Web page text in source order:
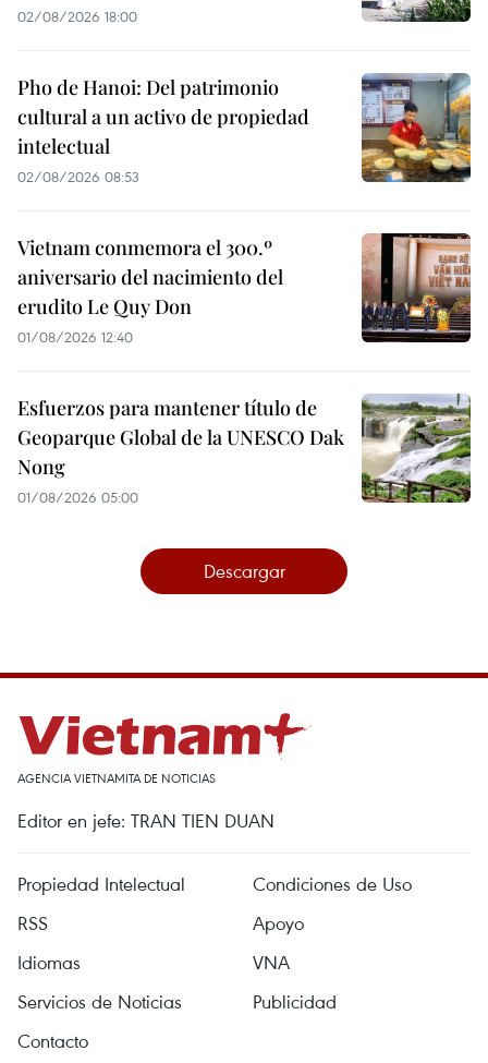
02/08/2026 18:00
Pho de Hanoi: Del patrimonio
cultural a un activo de propiedad
intelectual
02/08/2026 08:53
Vietnam conmemora el 300.º
aniversario del nacimiento del
erudito Le Quy Don
01/08/2026 12:40
Esfuerzos para mantener título de
Geoparque Global de la UNESCO Dak
Nong
01/08/2026 05:00
Descargar
AGENCIA VIETNAMITA DE NOTICIAS
Editor en jefe: TRAN TIEN DUAN
Propiedad Intelectual
Condiciones de Uso
RSS
Apoyo
Idiomas
VNA
Servicios de Noticias
Publicidad
Contacto